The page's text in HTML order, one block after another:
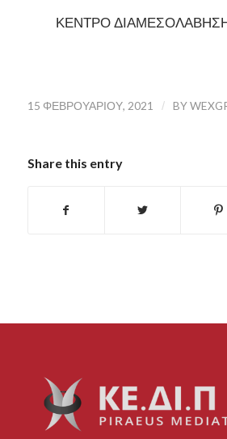
ΚΕΝΤΡΟ
15 ΦΕΒΡΟΥΑΡΊΟΥ, 2021 / BY
Share this entry